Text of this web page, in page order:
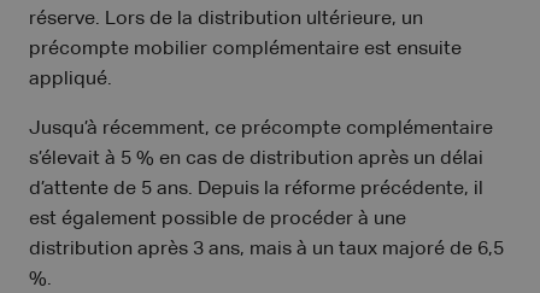
réserve. Lors de la distribution ultérieure, un
précompte mobilier complémentaire est ensuite
appliqué.
Jusqu’à récemment, ce précompte complémentaire
s’élevait à 5 % en cas de distribution après un délai
d’attente de 5 ans. Depuis la réforme précédente, il
est également possible de procéder à une
distribution après 3 ans, mais à un taux majoré de 6,5
%.